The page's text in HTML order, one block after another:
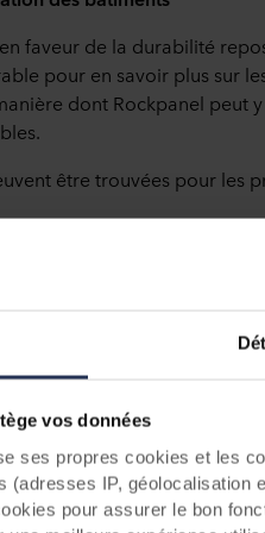
vos données
ses propres cookies et les
(adresses IP, géolocalisation
pour assurer le bon
faveur de la durabilité
pour en savoir plus sur
dont Rockpanel peut
être trouvées pour les
besoins en matière de
sur le développement